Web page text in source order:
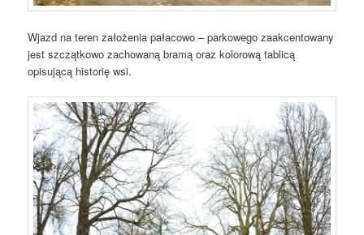
Wjazd na teren założenia pałacowo – parkowego zaakcentowany
jest szczątkowo zachowaną bramą oraz kolorową tablicą
opisującą historię wsi.